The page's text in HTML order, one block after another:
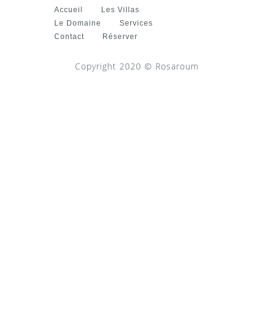
Accueil
Les Villas
Le Domaine
Services
Contact
Réserver
Copyright 2020 © Rosaroum